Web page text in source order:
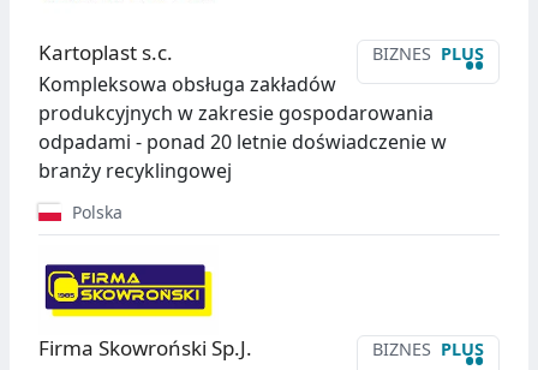
BIZNES PLUS
••
Kartoplast s.c.
Kompleksowa obsługa zakładów
produkcyjnych w zakresie gospodarowania
odpadami - ponad 20 letnie doświadczenie w
branży recyklingowej
Polska
BIZNES PLUS
••
Firma Skowroński Sp.J.